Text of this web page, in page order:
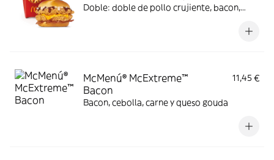
Doble: doble de pollo crujiente, bacon,
McMenú® McExtreme™
Bacon
11,45 €
Bacon, cebolla, carne y queso gouda